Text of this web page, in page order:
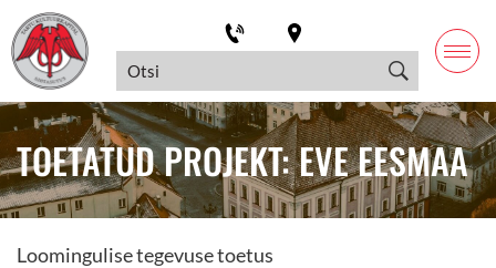
TOETATUD PROJEKT: EVE EESMAA
Loomingulise tegevuse toetus